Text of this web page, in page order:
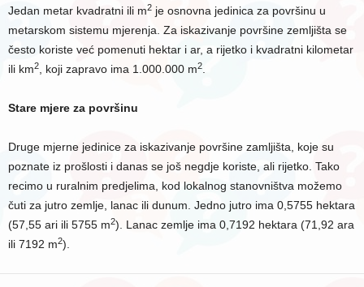
Jedan metar kvadratni ili m2 je osnovna jedinica za površinu u
metarskom sistemu mjerenja. Za iskazivanje površine zemljišta se
često koriste već pomenuti hektar i ar, a rijetko i kvadratni kilometar
ili km2 , koji zapravo ima 1.000.000 m2
Stare mjere za površinu
Druge mjerne jedinice za iskazivanje površine zamljišta, koje su
poznate iz prošlosti i danas se još negdje koriste, ali rijetko. Tako
recimo u ruralnim predjelima, kod lokalnog stanovništva možemo
čuti za jutro zemlje, lanac ili dunum. Jedno jutro ima 0,5755 hektara
(57,55 ari ili 5755 m2). Lanac zemlje ima 0,7192 hektara (71,92 ara
ili 7192 m2).